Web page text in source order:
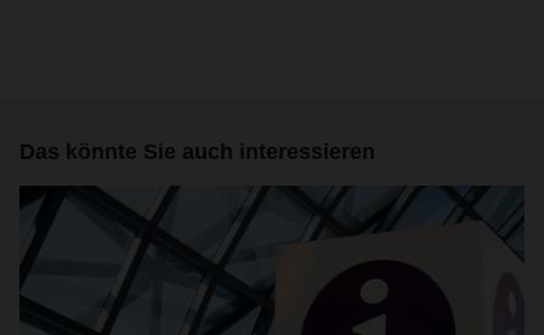
Das könnte Sie auch interessieren